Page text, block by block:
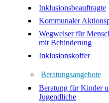
Inklusionsbeauftragte
Kommunaler
Wegweiser für
mit Behinderung
Inklusionskoffer
Beratungsangebote
Beratung für Kinder
Jugendliche